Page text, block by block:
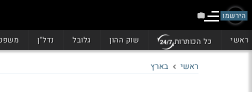
הירשמו
ראשי כל הכותרות שוק ההון גלובל נדל"ן
ראשי בארץ